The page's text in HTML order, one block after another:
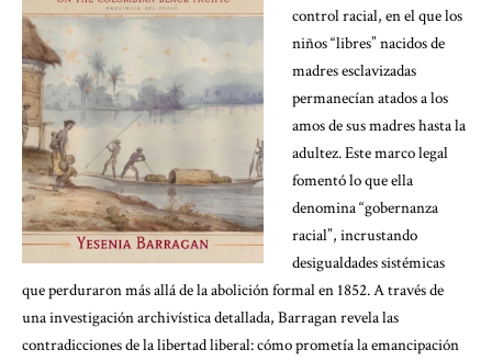
control racial, en el que los
niños “libres” nacidos de
madres esclavizadas
permanecían atados a los
amos de sus madres hasta la
adultez. Este marco legal
fomentó lo que ella
denomina “gobernanza
racial”, incrustando
desigualdades sistémicas
que perduraron más allá de la abolición formal en 1852. A través de
una investigación archivística detallada, Barragan revela las
contradicciones de la libertad liberal: cómo prometía la emancipación